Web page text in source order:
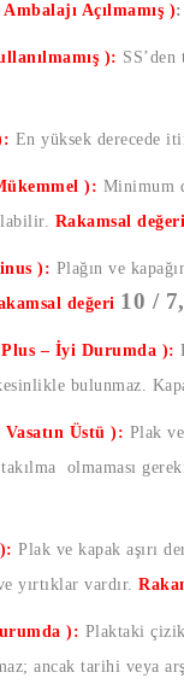
Açılmamış ):
):
En yüksek derecede
): Minimum
Rakamsal değeri
): Plağın ve
değeri 10 /
– İyi Durumda ):
bulunmaz.
Üstü ): Plak
olmaması
Plak ve kapak aşırı
yırtıklar vardır.
): Plaktaki
ancak tarihi veya